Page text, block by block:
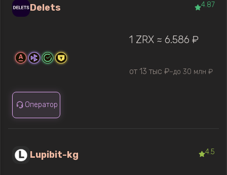
Delets 4.87
1 ZRX ≈ 6.586 ₽
от 13 тыс ₽—до 30 млн ₽
Оператор
Lupibit-kg 4.5